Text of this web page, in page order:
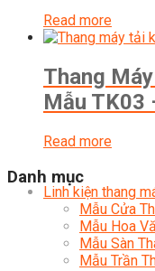
Read more
Thang
Mẫu TK03
Read more
Danh mục
Linh kiện thang
Mẫu Cửa
Mẫu Hoa
Mẫu Sàn
Mẫu Trần